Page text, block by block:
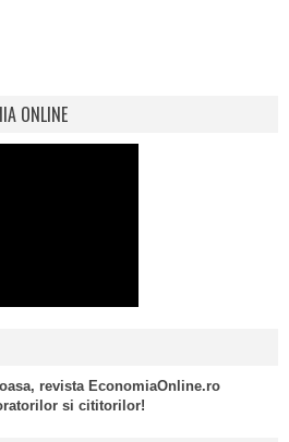
ONLINE
revista EconomiaOnline.ro
si cititorilor!